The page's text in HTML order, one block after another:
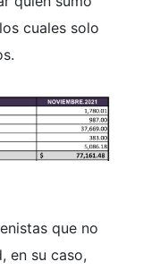
cuales solo
que no
en su caso,